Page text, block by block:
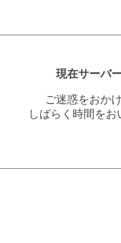
現在サーバ
ご迷惑をおか
しばらく時間を